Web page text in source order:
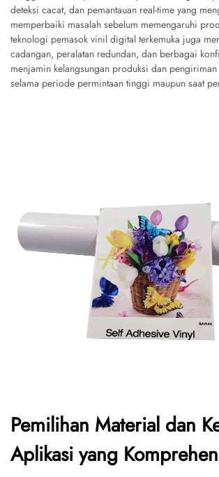
deteksi cacat, dan pemantauan real-time yang
memperbaiki masalah sebelum memengaruhi
teknologi pemasok vinil digital terkemuka juga
cadangan, peralatan redundan, dan berbagai
menjamin kelangsungan produksi dan pengiriman
selama periode permintaan tinggi maupun saat
Pemilihan Material dan
Aplikasi yang